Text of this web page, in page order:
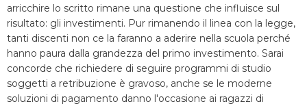
arricchire lo scritto rimane una questione che influisce sul
risultato: gli investimenti. Pur rimanendo il linea con la legge,
tanti discenti non ce la faranno a aderire nella scuola perché
hanno paura dalla grandezza del primo investimento. Sarai
concorde che richiedere di seguire programmi di studio
soggetti a retribuzione è gravoso, anche se le moderne
soluzioni di pagamento danno l'occasione ai ragazzi di